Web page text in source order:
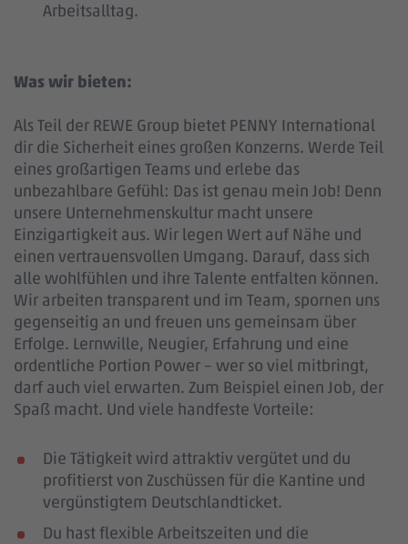
Arbeitsalltag.
Was wir bieten:
Als Teil der REWE Group bietet PENNY International
dir die Sicherheit eines großen Konzerns. Werde Teil
eines großartigen Teams und erlebe das
unbezahlbare Gefühl: Das ist genau mein Job! Denn
unsere Unternehmenskultur macht unsere
Einzigartigkeit aus. Wir legen Wert auf Nähe und
einen vertrauensvollen Umgang. Darauf, dass sich
alle wohlfühlen und ihre Talente entfalten können.
Wir arbeiten transparent und im Team, spornen uns
gegenseitig an und freuen uns gemeinsam über
Erfolge. Lernwille, Neugier, Erfahrung und eine
ordentliche Portion Power – wer so viel mitbringt,
darf auch viel erwarten. Zum Beispiel einen Job, der
Spaß macht. Und viele handfeste Vorteile:
Die Tätigkeit wird attraktiv vergütet und du
profitierst von Zuschüssen für die Kantine und
vergünstigtem Deutschlandticket.
Du hast flexible Arbeitszeiten und die